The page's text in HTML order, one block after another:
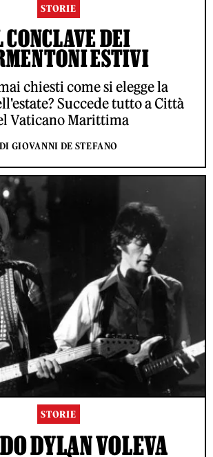
STORIE
CONCLAVE DEI
ESTIVI
chiesti come si elegge la
Succede tutto a Città
Vaticano Marittima
DI GIOVANNI DE STEFANO
STORIE
DYLAN VOLEVA